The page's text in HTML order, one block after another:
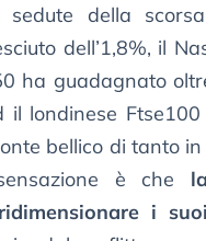
sedute della
dell’1,8%, il
ha guadagnato
il londinese
bellico di tanto
è che
i